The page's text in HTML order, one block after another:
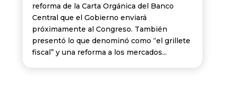
reforma de la Carta Orgánica del Banco
Central que el Gobierno enviará
próximamente al Congreso. También
presentó lo que denominó como “el grillete
fiscal” y una reforma a los mercados...